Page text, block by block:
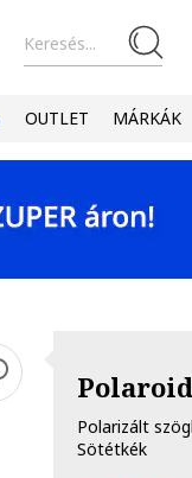
Keresés...
OUTLET MÁRKÁK
Polaroid
Polarizált
Sötétkék